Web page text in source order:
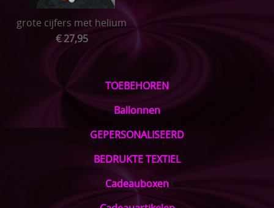
TOEBEHOREN
Ballonnen
GEPERSONALISEERD
BEDRUKTE TEXTIEL
Cadeauboxen
grote cijfers met helium
€ 27,95